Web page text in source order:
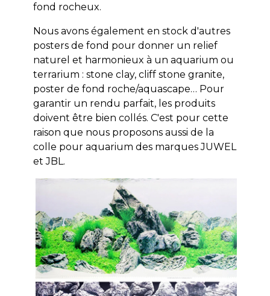
fond rocheux.
Nous avons également en stock d'autres
posters de fond pour donner un relief
naturel et harmonieux à un aquarium ou
terrarium : stone clay, cliff stone granite,
poster de fond roche/aquascape… Pour
garantir un rendu parfait, les produits
doivent être bien collés. C'est pour cette
raison que nous proposons aussi de la
colle pour aquarium des marques JUWEL
et JBL.